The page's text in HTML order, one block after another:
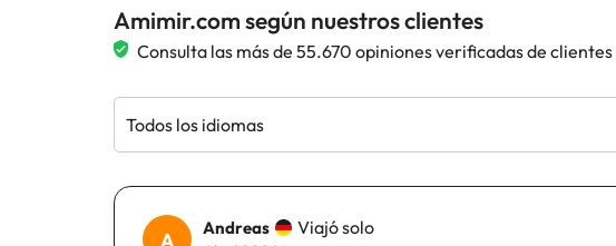
Amimir.com según nuestros clientes
Consulta las más de 55.670 opiniones verificadas de